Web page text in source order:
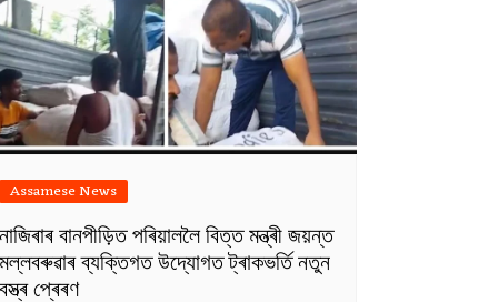
Assamese News
বানপীড়িত পৰিয়াললৈ বিত্ত মন্ত্ৰী জয়ন্ত
ব্যক্তিগত উদ্যোগত ট্ৰাকভৰ্তি নতুন
প্ৰেৰণ